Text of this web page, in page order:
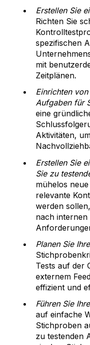
Erstellen Sie
Richten Sie
spezifischen
mit
Zeitplänen.
Einrichten
Aufgaben für
eine
Aktivitäten,
Erstellen Sie
Sie zu
mühelos
relevante
werden
nach
Planen Sie
Tests auf der
externem
effizient und
Führen Sie
auf einfache
Stichproben
zu testenden